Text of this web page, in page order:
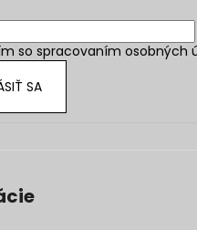
so spracovaním osobných
SA